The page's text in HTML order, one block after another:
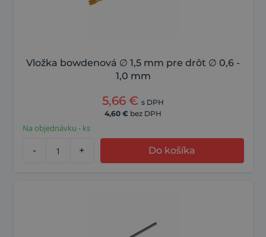
Vložka bowdenová ∅ 1,5 mm pre drôt ∅ 0,6 -
1,0 mm
5,66 € s DPH
4,60 € bez DPH
Na objednávku - ks
- + Do košíka